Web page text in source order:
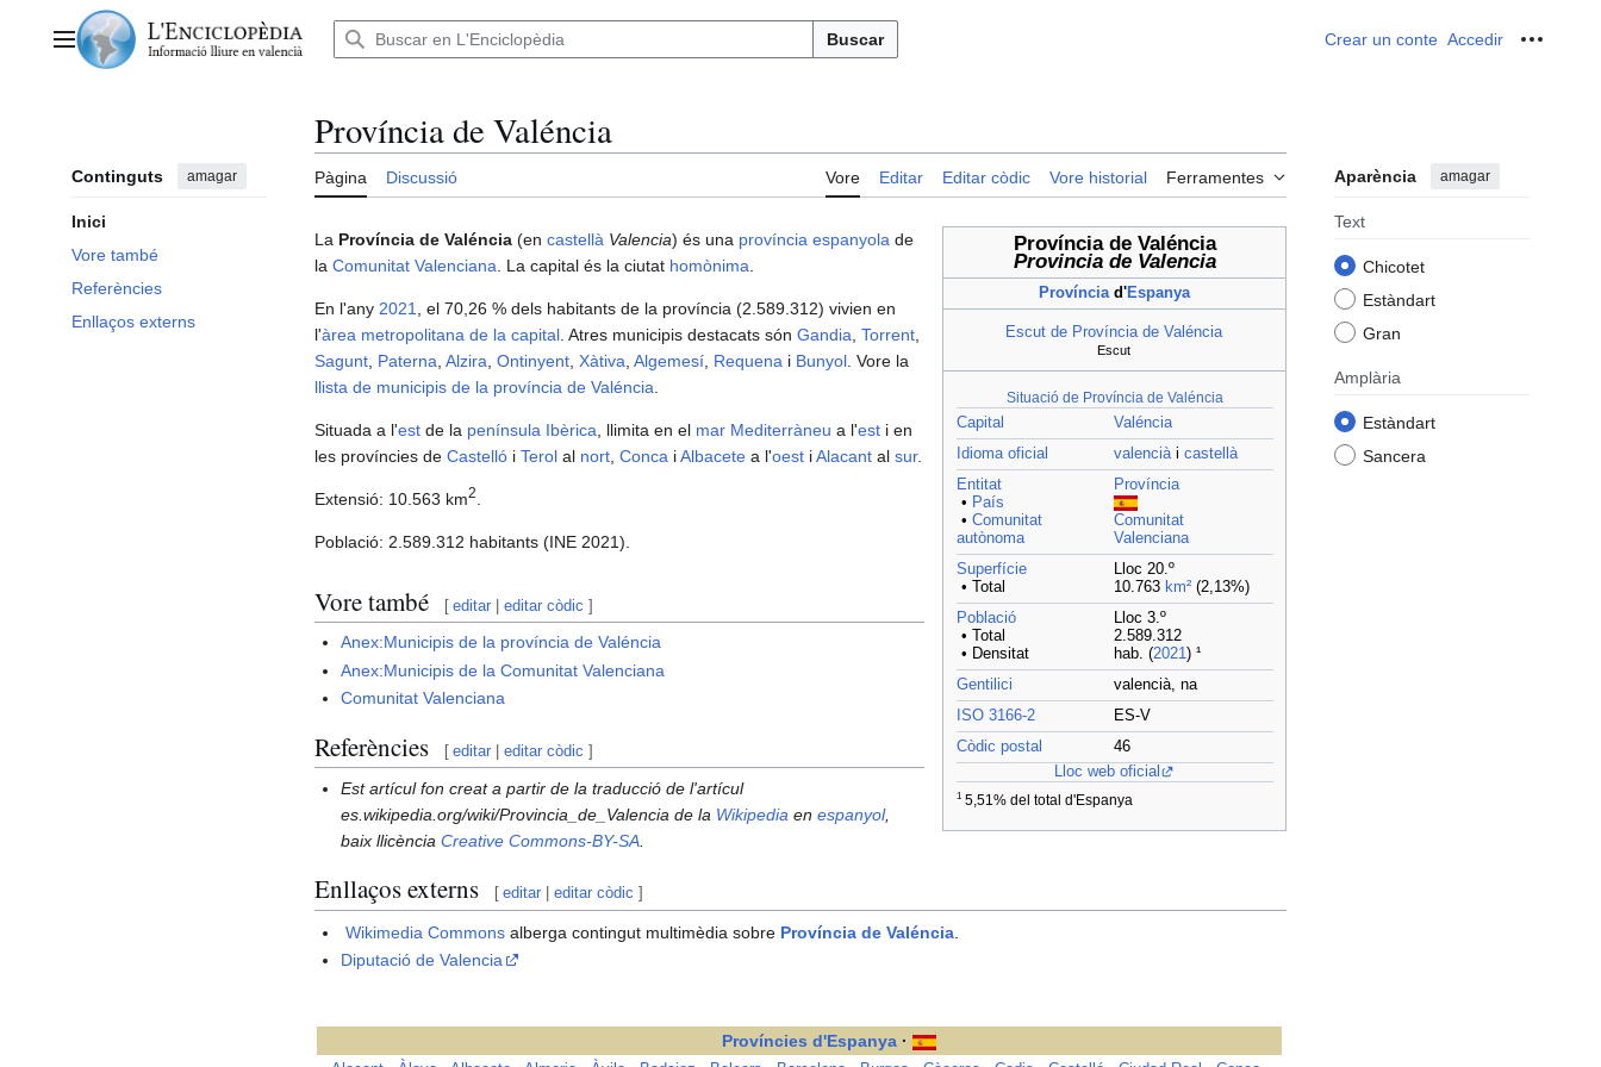
contingutMenú principal Buscar Crear un conte Accedir
Continguts amagar
Inici
Vore també
Referències
Enllaços externs
Província de Valéncia
Pàgina Discussió Vore Editar Editar còdic Vore historial Ferramentes Aparència amagar
Text
Chicotet
Estàndart
Gran
Amplària
Estàndart
Sancera
Província de Valéncia
Provincia de Valencia
Provínciad'Espanya
Escut de Província de Valéncia
Escut
Situació de Província de Valéncia
Capital
Valéncia
Idioma oficial
valenciài castellà
Entitat
• País
• Comunitat
autònoma
Província
Comunitat
Valenciana
Superfície
• Total
Lloc 20.º
10.763 km²(2,13%)
Població
• Total
• Densitat
Lloc 3.º
2.589.312
hab. (2021) ¹
Gentilici
valencià, na
ISO 3166-2
ES-V
Còdic postal
46
Lloc web oficial
15,51% del total d'Espanya
La Província de Valéncia (en castellà Valencia) és una província espanyola de
la Comunitat Valenciana . La capital és la ciutat homònima
En l'any 2021
, el 70,26 % dels habitants de la província (2.589.312) vivien en
l'àrea metropolitana de la capital . Atres municipis destacats són Gandia Torrent
Sagunt Paterna Alzira Ontinyent Xàtiva Algemesí Requena i Bunyol . Vore la
llista de municipis de la província de Valéncia
Situada a l'est de la península Ibèrica , llimita en el mar Mediterràneu a l'est i en
les províncies de Castelló i Terol al nort Conca iAlbacete a l'oest iAlacant al sur.
Extensió: 10.563 km2
Població: 2.589.312 habitants (INE 2021).
Vore també [ editar |editar còdic ]
Anex:Municipis de la província de Valéncia
Anex:Municipis de la Comunitat Valenciana
Comunitat Valenciana
Referències [ editar |editar còdic ]
Est artícul fon creat a partir de la traducció de l'artícul
es.wikipedia.org/wiki/Provincia_de_Valencia de la Wikipedia enespanyol,
baix llicènciaCreative Commons-BY-SA
Enllaços externs [ editar |editar còdic ]
Wikimedia Commons alberga contingut multimèdia sobre Província de Valéncia
Diputació de Valencia
Províncies d'Espanya ·